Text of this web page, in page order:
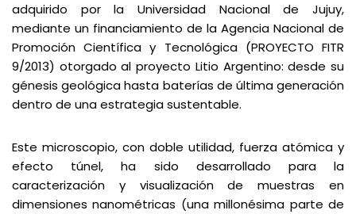
adquirido por la Universidad Nacional de Jujuy,
mediante un financiamiento de la Agencia Nacional de
Promoción Científica y Tecnológica (PROYECTO FITR
9/2013) otorgado al proyecto Litio Argentino: desde su
génesis geológica hasta baterías de última generación
dentro de una estrategia sustentable.
Este microscopio, con doble utilidad, fuerza atómica y
efecto túnel, ha sido desarrollado para la
caracterización y visualización de muestras en
dimensiones nanométricas (una millonésima parte de